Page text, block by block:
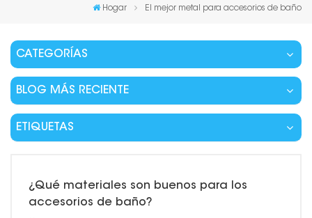
Hogar El mejor metal para accesorios de baño
CATEGORÍAS
BLOG MÁS RECIENTE
ETIQUETAS
¿Qué materiales son buenos para los
accesorios de baño?